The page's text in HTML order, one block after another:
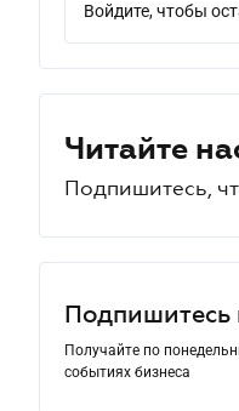
Войдите, чтобы
Читайте
Подпишитесь,
Подпишитесь
Получайте по
событиях бизнеса